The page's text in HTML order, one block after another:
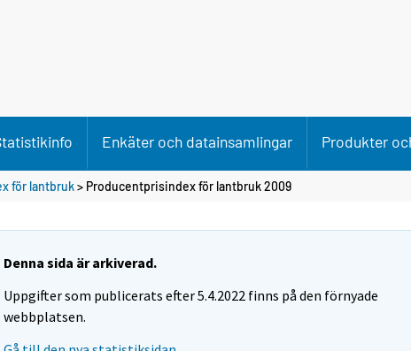
Enkäter och datainsamlingar Produkter
för lantbruk> Producentprisindex för lantbruk 2009
Denna sida är arkiverad.
Uppgifter som publicerats efter 5.4.2022 finns på den förnyade
webbplatsen.